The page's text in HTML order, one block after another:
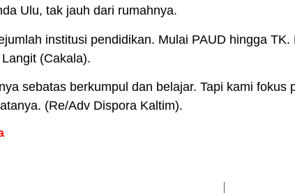
Ulu, tak jauh dari rumahnya.
institusi pendidikan. Mulai PAUD hingga TK.
(Cakala).
sebatas berkumpul dan belajar. Tapi kami fokus
(Re/Adv Dispora Kaltim).